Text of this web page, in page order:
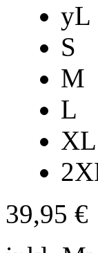
yL
S
M
L
XL
39,95 €